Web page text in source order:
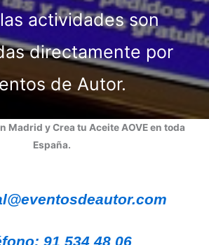
actividades son
directamente por
de Autor.
Madrid y Crea tu Aceite AOVE en toda
España.
91 534 48 06